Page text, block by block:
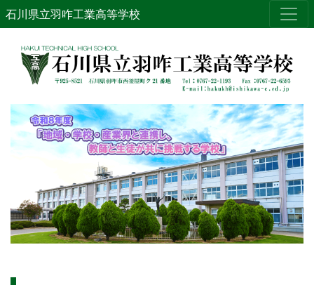
石川県立羽咋工業高等学校